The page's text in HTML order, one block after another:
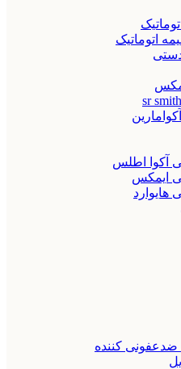
اتوماتیک
آکوا اطلس
ایمکس
هایوارد
کننده